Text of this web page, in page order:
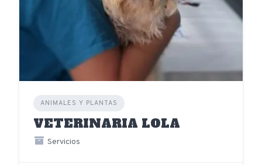
ANIMALES Y PLANTAS
VETERINARIA LOLA
Servicios